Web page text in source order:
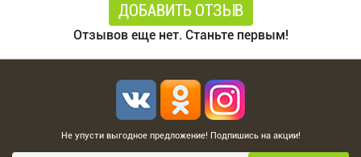
ДОБАВИТЬ ОТЗЫВ
Отзывов еще нет. Станьте первым!
Не упусти выгодное предложение! Подпишись на акции!